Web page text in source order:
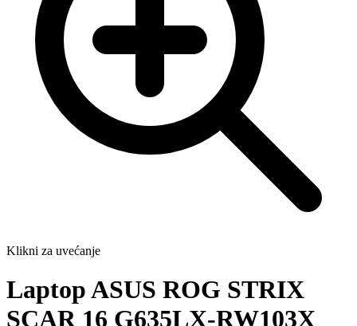
Klikni za uvećanje
Laptop ASUS ROG STRIX
SCAR 16 G635LX-RW103X